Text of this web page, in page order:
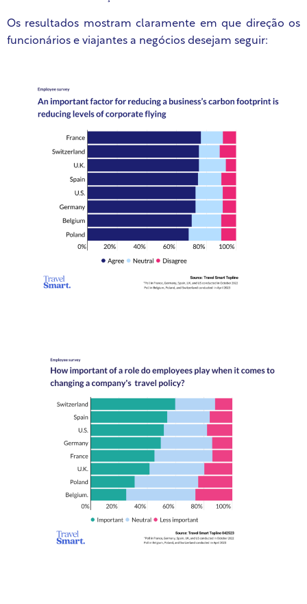
Os resultados mostram claramente em que direção os
funcionários e viajantes a negócios desejam seguir: